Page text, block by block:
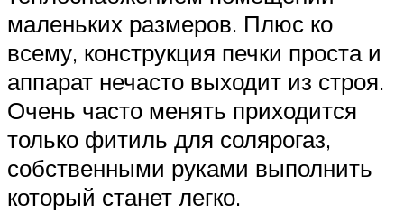
маленьких размеров. Плюс ко
всему, конструкция печки проста и
аппарат нечасто выходит из строя.
Очень часто менять приходится
только фитиль для солярогаз,
собственными руками выполнить
который станет легко.